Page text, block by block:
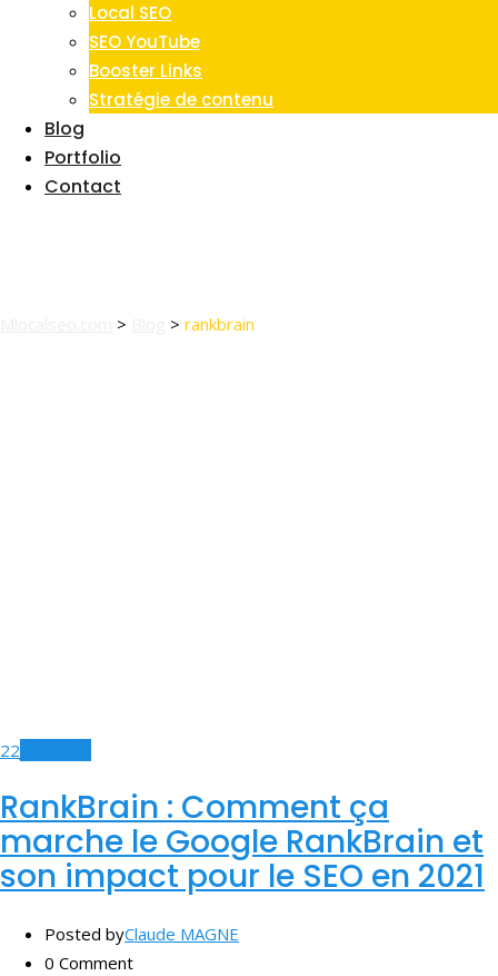
Local SEO
SEO YouTube
Booster Links
Stratégie de contenu
Blog
Portfolio
Contact
> > rankbrain
22
RankBrain : Comment ça
marche le Google RankBrain et
son impact pour le SEO en 2021
Posted byClaude MAGNE
0 Comment